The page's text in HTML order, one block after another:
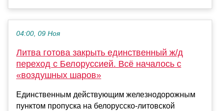
04:00, 09 Ноя
Литва готова закрыть единственный ж/д
переход с Белоруссией. Всё началось с
«воздушных шаров»
Единственным действующим железнодорожным
пунктом пропуска на белорусско-литовской